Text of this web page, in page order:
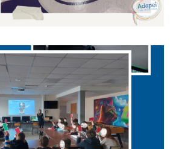
: un temps de partage et
autour du jeu avec Briv’Yolo
& Loisirs
Semaine mondiale de sensibilisation
TSA de l’Adapei de la Corrèze
de rencontre et d’échange sur le
première intervention menée auprès
l’équipe a proposé, le 3...